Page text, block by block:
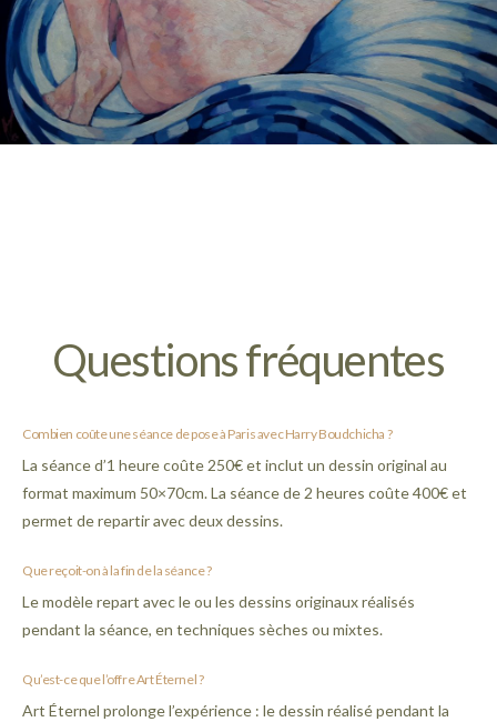
Questions fréquentes
Combien coûte une séance de pose à Paris avec Harry Boudchicha ?
La séance d’1 heure coûte 250€ et inclut un dessin original au
format maximum 50×70cm. La séance de 2 heures coûte 400€ et
permet de repartir avec deux dessins.
Que reçoit-on à la fin de la séance ?
Le modèle repart avec le ou les dessins originaux réalisés
pendant la séance, en techniques sèches ou mixtes.
Qu’est-ce que l’offre Art Éternel ?
Art Éternel prolonge l’expérience : le dessin réalisé pendant la